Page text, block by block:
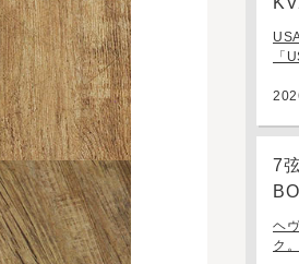
客
「
に
7
ヘ
ク